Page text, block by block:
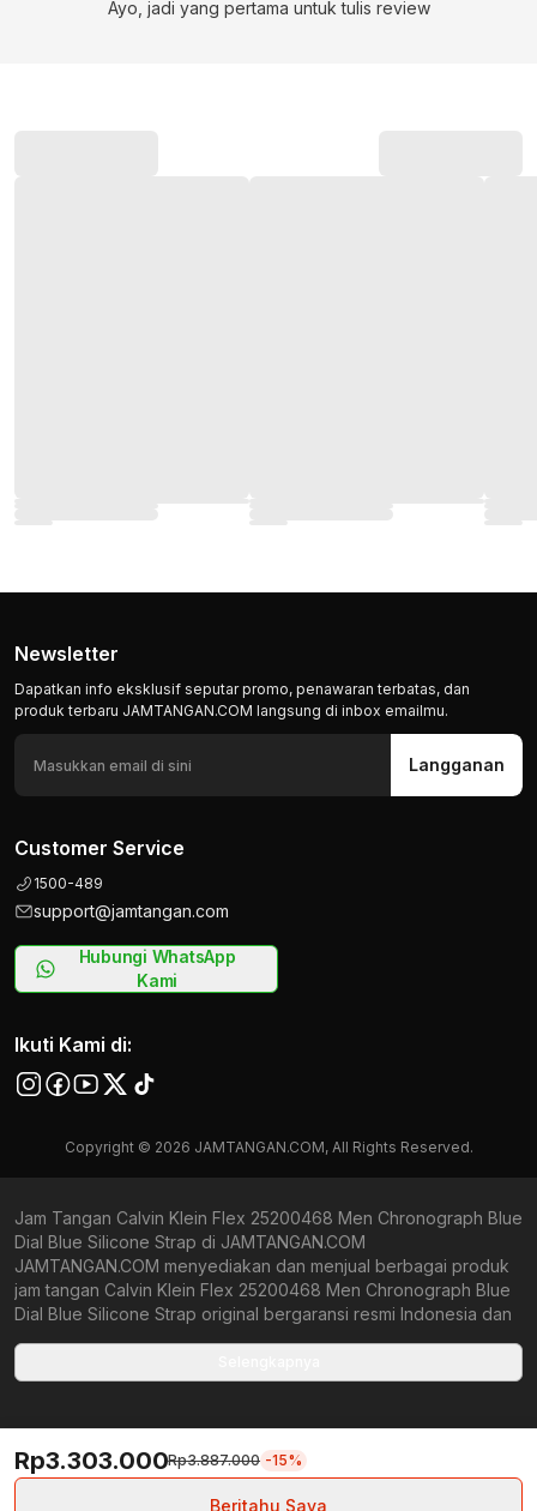
Newsletter
Dapatkan info eksklusif seputar promo, penawaran terbatas, dan
produk terbaru JAMTANGAN.COM langsung di inbox emailmu.
Langganan
Customer Service
1500-489
support@jamtangan.com
Hubungi WhatsApp
Kami
Ikuti Kami di:
Copyright © 2026 JAMTANGAN.COM, All Rights Reserved.
Jam Tangan Calvin Klein Flex 25200468 Men Chronograph Blue
Dial Blue Silicone Strap di JAMTANGAN.COM
JAMTANGAN.COM menyediakan dan menjual berbagai produk
jam tangan Calvin Klein Flex 25200468 Men Chronograph Blue
Dial Blue Silicone Strap original bergaransi resmi Indonesia dan
JAMTANGAN.COM menjamin produk-produk yang tersedia
memiliki harga yang lebih terjangkau dari toko online Indonesia
lainnya. Anda, watchlovers, merupakan prioritas utama kami.
Dengan tersedianya berbagai jam tangan mechanical, kinetic,
dan quartz mulai dari yang bertema fine-elegance atau elegan
Rp3.303.000Rp3.887.000 -15%
Beritahu Saya
Ayo, jadi yang pertama untuk tulis review